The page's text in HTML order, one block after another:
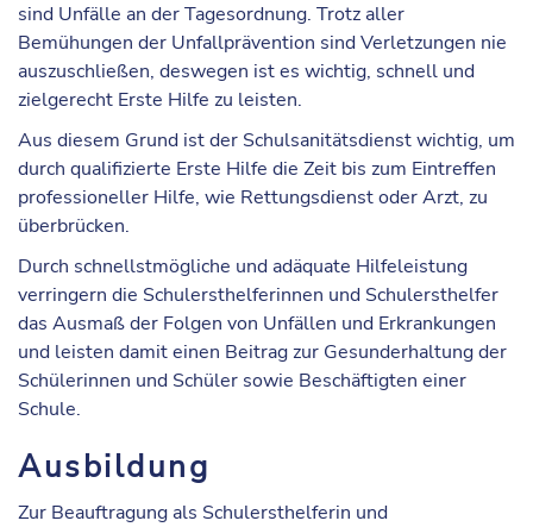
sind Unfälle an der Tagesordnung. Trotz aller
Bemühungen der Unfallprävention sind Verletzungen nie
auszuschließen, deswegen ist es wichtig, schnell und
zielgerecht Erste Hilfe zu leisten.
Aus diesem Grund ist der Schulsanitätsdienst wichtig, um
durch qualifizierte Erste Hilfe die Zeit bis zum Eintreffen
professioneller Hilfe, wie Rettungsdienst oder Arzt, zu
überbrücken.
Durch schnellstmögliche und adäquate Hilfeleistung
verringern die Schulersthelferinnen und Schulersthelfer
das Ausmaß der Folgen von Unfällen und Erkrankungen
und leisten damit einen Beitrag zur Gesunderhaltung der
Schülerinnen und Schüler sowie Beschäftigten einer
Schule.
Ausbildung
Zur Beauftragung als Schulersthelferin und